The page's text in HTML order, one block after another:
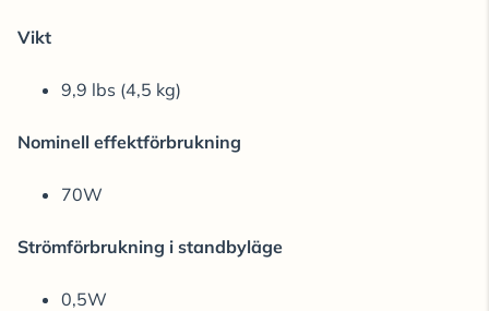
Vikt
9,9 lbs (4,5 kg)
Nominell effektförbrukning
70W
Strömförbrukning i standbyläge
0,5W